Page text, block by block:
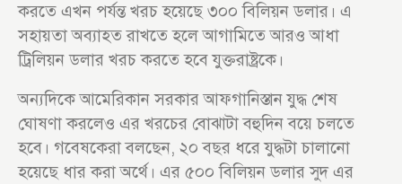
করতে এখন পর্যন্ত খরচ হয়েছে ৩০০ বিলিয়ন ডলার। এ
সহায়তা অব্যাহত রাখতে হলে আগামিতে আরও আধা
ট্রিলিয়ন ডলার খরচ করতে হবে যুক্তরাষ্ট্রকে।
অন্যদিকে আমেরিকান সরকার আফগানিস্তান যুদ্ধ শেষ
ঘোষণা করলেও এর খরচের বোঝাটা বহুদিন বয়ে চলতে
হবে। গবেষকেরা বলছেন, ২০ বছর ধরে যুদ্ধটা চালানো
হয়েছে ধার করা অর্থে। এর ৫০০ বিলিয়ন ডলার সুদ এর